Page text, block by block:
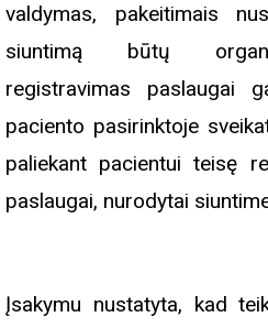
valdymas, pakeitimais
siuntimą būtų
registravimas paslaugai
paciento pasirinktoje
paliekant pacientui teisę
paslaugai, nurodytai
Įsakymu nustatyta, kad